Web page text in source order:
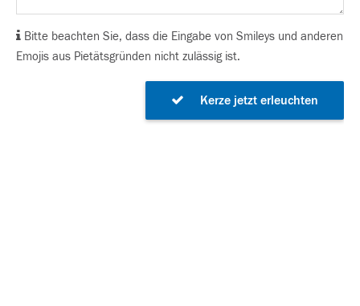
Bitte beachten Sie, dass die Eingabe von Smileys und anderen
Emojis aus Pietätsgründen nicht zulässig ist.
Kerze jetzt erleuchten